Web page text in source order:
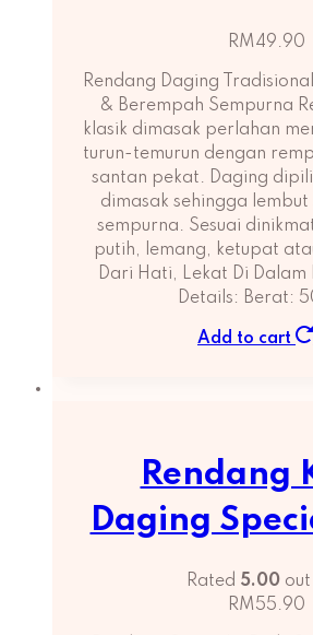
RM49.90
Rendang Daging
& Berempah Sempurna
klasik dimasak perlahan
turun-temurun dengan
santan pekat. Daging
dimasak sehingga
sempurna. Sesuai
putih, lemang, ketupat
Dari Hati, Lekat Di
Details: Berat:
Add to cart
Rendang
Daging
Rated 5.00out
RM55.90